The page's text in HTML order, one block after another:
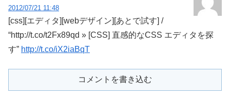
2012/07/21 11:48
[css][エディタ][webデザイン][あとで試す] /
“http://t.co/t2Fx89qd » [CSS] 直感的なCSS エディタを探
す” http://t.co/iX2iaBqT
コメントを書き込む